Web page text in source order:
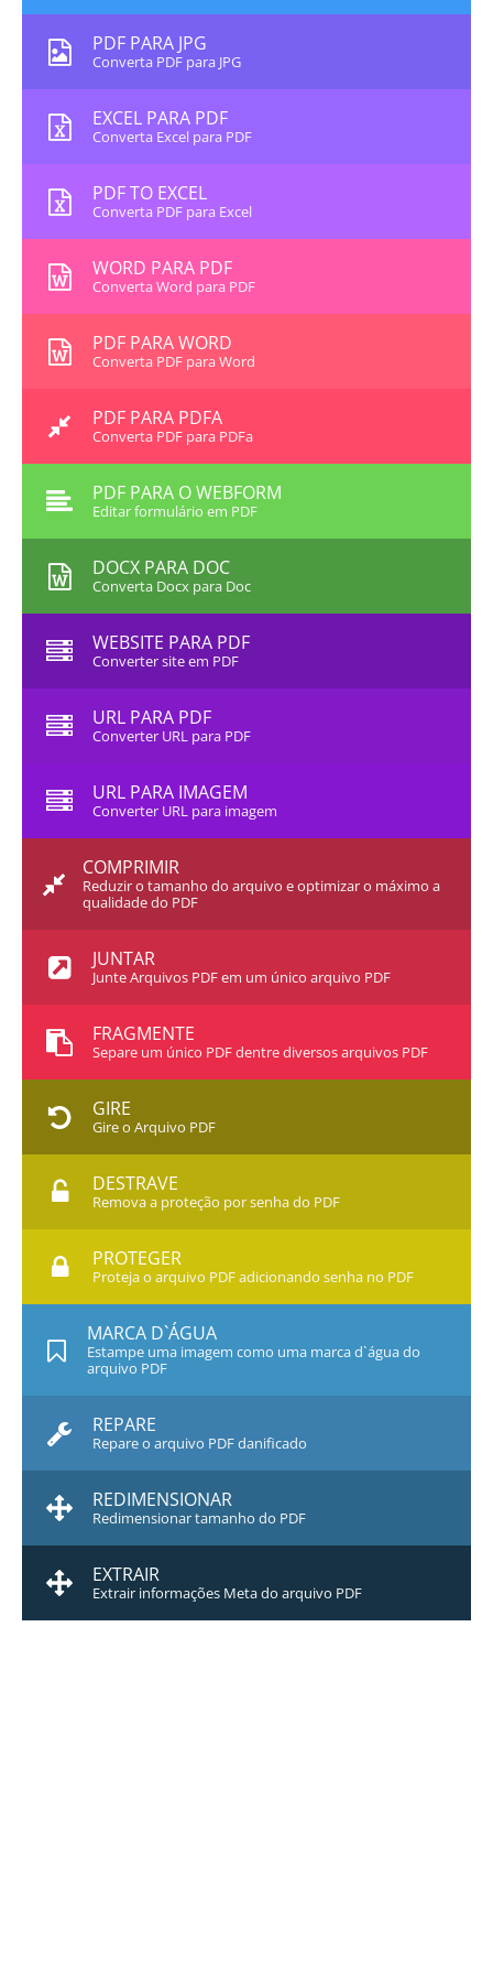
PDF PARA JPG
Converta PDF para JPG
EXCEL PARA PDF
Converta Excel para PDF
PDF TO EXCEL
Converta PDF para Excel
WORD PARA PDF
Converta Word para PDF
PDF PARA WORD
Converta PDF para Word
PDF PARA PDFA
Converta PDF para PDFa
PDF PARA O WEBFORM
Editar formulário em PDF
DOCX PARA DOC
Converta Docx para Doc
WEBSITE PARA PDF
Converter site em PDF
URL PARA PDF
Converter URL para PDF
URL PARA IMAGEM
Converter URL para imagem
COMPRIMIR
Reduzir o tamanho do arquivo e optimizar o máximo a
qualidade do PDF
JUNTAR
Junte Arquivos PDF em um único arquivo PDF
FRAGMENTE
Separe um único PDF dentre diversos arquivos PDF
GIRE
Gire o Arquivo PDF
DESTRAVE
Remova a proteção por senha do PDF
PROTEGER
Proteja o arquivo PDF adicionando senha no PDF
MARCA D`ÁGUA
Estampe uma imagem como uma marca d`água do
arquivo PDF
REPARE
Repare o arquivo PDF danificado
REDIMENSIONAR
Redimensionar tamanho do PDF
EXTRAIR
Extrair informações Meta do arquivo PDF